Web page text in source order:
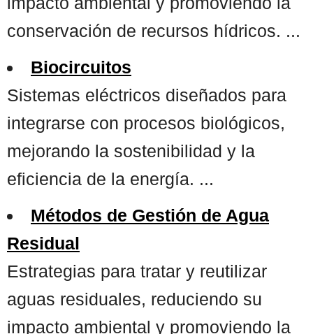
conservación de recursos hídricos. ...
Biocircuitos
Sistemas eléctricos diseñados para
integrarse con procesos biológicos,
mejorando la sostenibilidad y la
eficiencia de la energía. ...
Métodos de Gestión de Agua
Residual
Estrategias para tratar y reutilizar
aguas residuales, reduciendo su
impacto ambiental y promoviendo la